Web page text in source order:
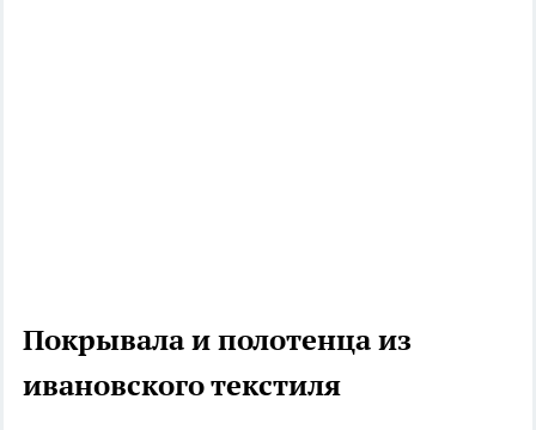
Покрывала и полотенца из
ивановского текстиля